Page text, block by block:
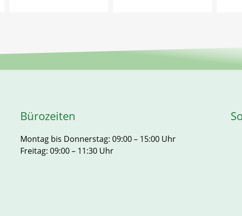
Bürozeiten
Montag bis Donnerstag: 09:00 – 15:00 Uhr
Freitag: 09:00 – 11:30 Uhr